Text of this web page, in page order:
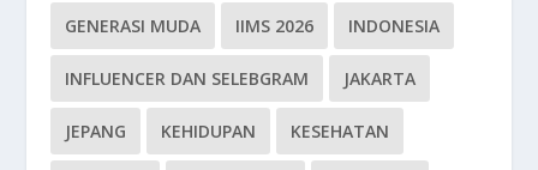
GENERASI MUDA IIMS 2026 INDONESIA
INFLUENCER DAN SELEBGRAM JAKARTA
JEPANG KEHIDUPAN KESEHATAN